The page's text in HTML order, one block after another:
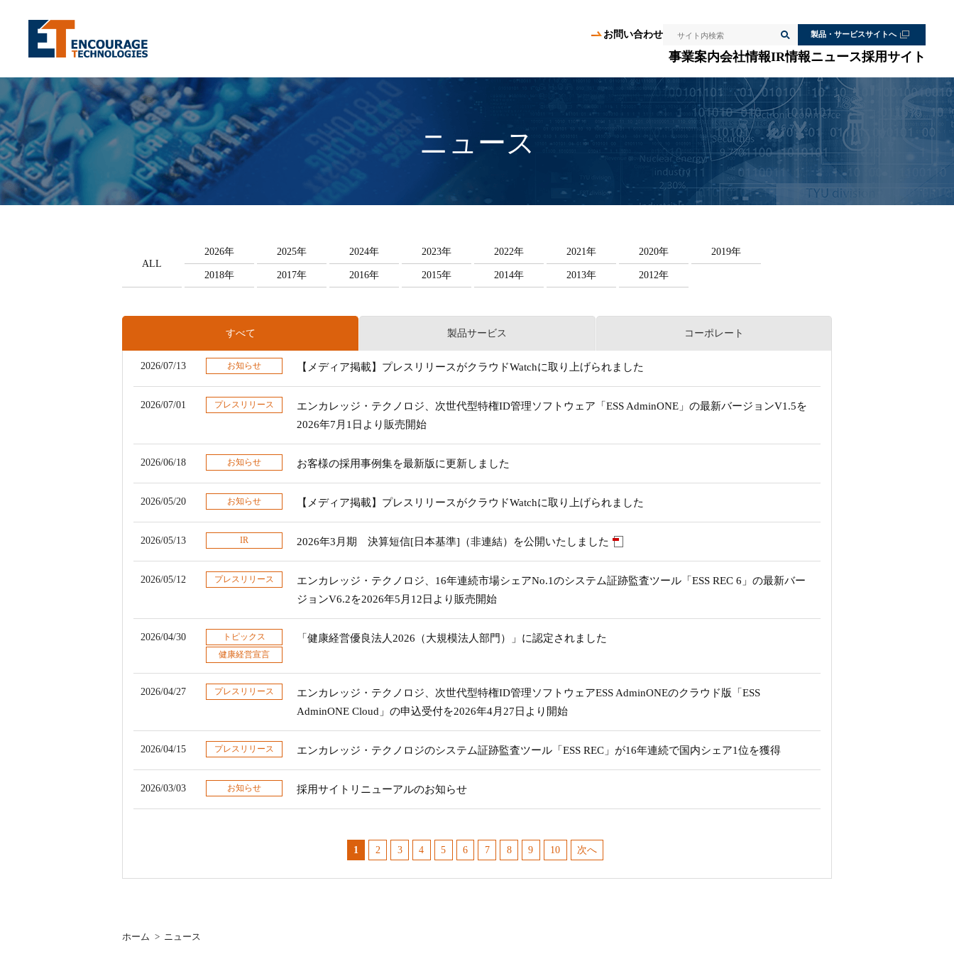
お問い合わせ サイト内検索
検索
製品・サービスサイトへ
事業案内会社情報IR情報ニュース採用サイト
ニュース
ALL
2026年 2025年 2024年 2023年 2022年 2021年 2020年 2019年
2018年 2017年 2016年 2015年 2014年 2013年 2012年
すべて 製品サービス コーポレート
2026/07/13 お知らせ 【メディア掲載】プレスリリースがクラウドWatchに取り上げられました
2026/07/01 プレスリリース
エンカレッジ・テクノロジ、次世代型特権ID管理ソフトウェア「ESS AdminONE」の最新バージョンV1.5を
2026年7月1日より販売開始
2026/06/18 お知らせ お客様の採用事例集を最新版に更新しました
2026/05/20 お知らせ 【メディア掲載】プレスリリースがクラウドWatchに取り上げられました
2026/05/13 IR 2026年3月期 決算短信[日本基準]（非連結）を公開いたしました
2026/05/12 プレスリリース
エンカレッジ・テクノロジ、16年連続市場シェアNo.1のシステム証跡監査ツール「ESS REC 6」の最新バー
ジョンV6.2を2026年5月12日より販売開始
2026/04/30
トピックス
健康経営宣言
「健康経営優良法人2026（大規模法人部門）」に認定されました
2026/04/27 プレスリリース
エンカレッジ・テクノロジ、次世代型特権ID管理ソフトウェアESS AdminONEのクラウド版「ESS
AdminONE Cloud」の申込受付を2026年4月27日より開始
2026/04/15 プレスリリース エンカレッジ・テクノロジのシステム証跡監査ツール「ESS REC」が16年連続で国内シェア1位を獲得
2026/03/03 お知らせ 採用サイトリニューアルのお知らせ
1 2 3 4 5 6 7 8 9 10 次へ
ホーム > ニュース